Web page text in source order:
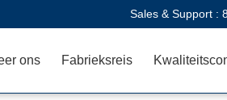
Sales & Support :
ons Fabrieksreis